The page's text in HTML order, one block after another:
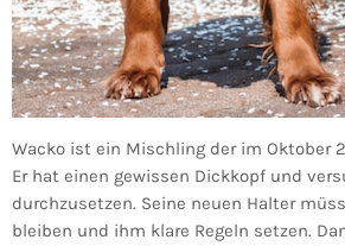
Wacko ist ein Mischling der im Oktober
Er hat einen gewissen Dickkopf und
durchzusetzen. Seine neuen Halter
bleiben und ihm klare Regeln setzen.